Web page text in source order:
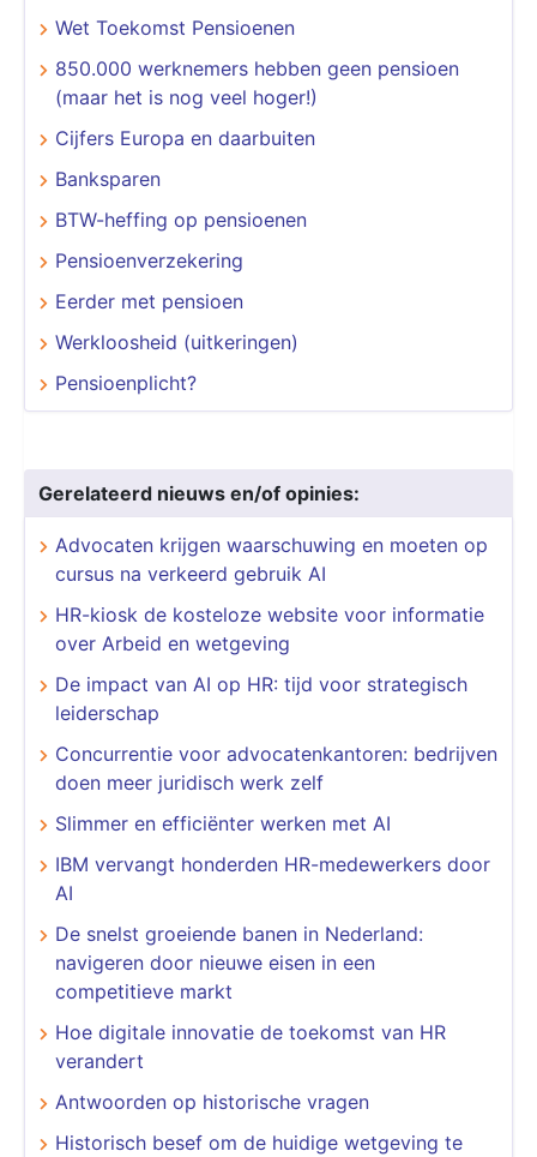
Wet Toekomst Pensioenen
850.000 werknemers hebben geen pensioen
(maar het is nog veel hoger!)
Cijfers Europa en daarbuiten
Banksparen
BTW-heffing op pensioenen
Pensioenverzekering
Eerder met pensioen
Werkloosheid (uitkeringen)
Pensioenplicht?
Gerelateerd nieuws en/of opinies:
Advocaten krijgen waarschuwing en moeten op
cursus na verkeerd gebruik AI
HR-kiosk de kosteloze website voor informatie
over Arbeid en wetgeving
De impact van AI op HR: tijd voor strategisch
leiderschap
Concurrentie voor advocatenkantoren: bedrijven
doen meer juridisch werk zelf
Slimmer en efficiënter werken met AI
​​​​​​​IBM vervangt honderden HR-medewerkers door
AI
De snelst groeiende banen in Nederland:
navigeren door nieuwe eisen in een
competitieve markt
Hoe digitale innovatie de toekomst van HR
verandert
Antwoorden op historische vragen
Historisch besef om de huidige wetgeving te